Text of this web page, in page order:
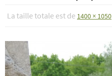
La taille totale est de 1400 × 1050